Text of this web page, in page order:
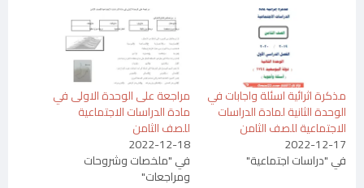
مذكرة اثرائية اسئلة واجابات في
الوحدة الثانية لمادة الدراسات
الاجتماعية للصف الثامن
2022-12-17
في "دراسات اجتماعية"
ﻣﺮاﺟﻌﺔ ﻋﻠﻰ اﻟﻮﺣﺪة اﻻوﻟﻰ ﻓﻲ
ﻣﺎدة اﻟﺪراﺳﺎت اﻻﺟﺘﻤﺎﻋﯿﺔ
ﻟﻠﺼﻒ اﻟﺜﺎﻣﻦ
2022-12-18
في "ملخصات وشروحات
ومراجعات"